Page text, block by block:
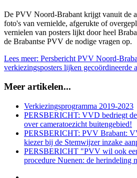
De PVV Noord-Brabant krijgt vanuit de
foto's van vernielde, afgerukte of
vernielen van posters lijkt door heel
de Brabantse PVV de nodige vragen op.
Lees meer: Persbericht PVV Noord-
verkiezingsposters lijken gecoördineerde
Meer artikelen...
Verkiezingsprogramma 2019-2023
PERSBERICHT: VVD bedriegt
over cameratoezicht buitengebied!
PERSBERICHT: PVV Brabant:
kiezer bij de Stemwijzer inzake
PERSBERICHT "PVV wil ook
procedure Nuenen: de herindeling